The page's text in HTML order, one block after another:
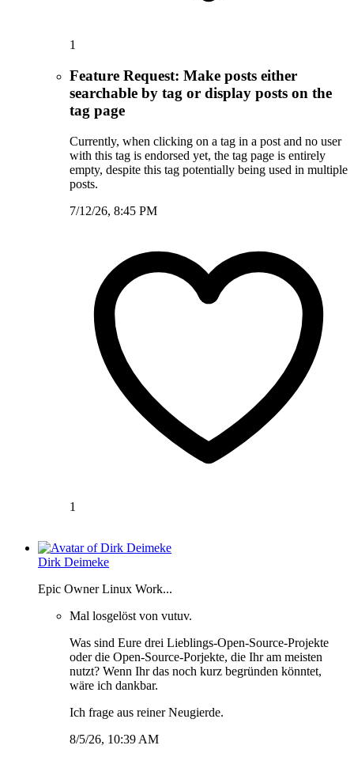
1
Feature Request: Make posts either
searchable by tag or display posts on the
tag page
Currently, when clicking on a tag in a post and no user
with this tag is endorsed yet, the tag page is entirely
empty, despite this tag potentially being used in multiple
posts.
7/12/26, 8:45 PM
1
Dirk Deimeke
Epic Owner Linux Work...
Mal losgelöst von vutuv.
Was sind Eure drei Lieblings-Open-Source-Projekte
oder die Open-Source-Porjekte, die Ihr am meisten
nutzt? Wenn Ihr das noch kurz begründen könntet,
wäre ich dankbar.
Ich frage aus reiner Neugierde.
8/5/26, 10:39 AM